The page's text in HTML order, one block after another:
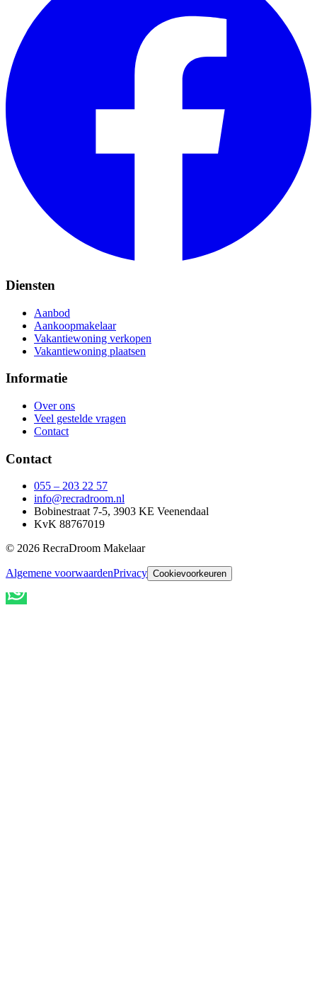
Diensten
Aanbod
Aankoopmakelaar
Vakantiewoning verkopen
Vakantiewoning plaatsen
Informatie
Over ons
Veel gestelde vragen
Contact
Contact
055 – 203 22 57
info@recradroom.nl
Bobinestraat 7-5, 3903 KE Veenendaal
KvK 88767019
© 2026 RecraDroom Makelaar
Algemene voorwaardenPrivacy Cookievoorkeuren